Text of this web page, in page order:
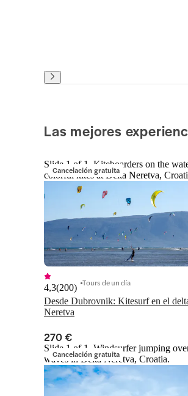
Las mejores
Cancelación gratuita
Slide 1 of 1, Kiteboarders on the
colorful kites at Delta Neretva,
Desde Dubrovnik: Kitesurf en el
Neretva
4,3(200) Tours de un día
270 €
Cancelación gratuita
Slide 1 of 1, Windsurfer jumping
waves in Delta Neretva, Croatia.